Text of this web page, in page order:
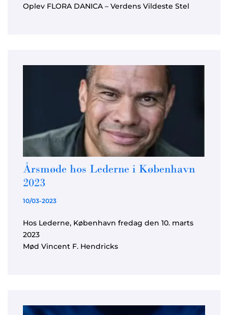
Oplev FLORA DANICA – Verdens Vildeste Stel
Årsmøde hos Lederne i København
2023
10/03-2023
Hos Lederne, København fredag den 10. marts
2023
Mød Vincent F. Hendricks